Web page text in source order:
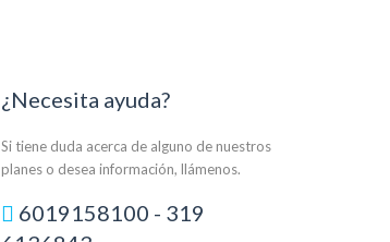
¿Necesita ayuda?
Si tiene duda acerca de alguno de nuestros
planes o desea información, llámenos.
6019158100 - 319